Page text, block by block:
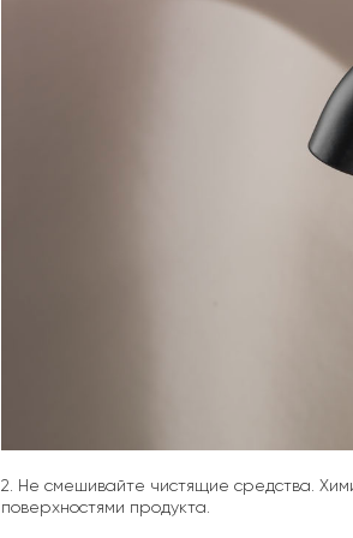
2. Не смешивайте чистящие средства.
поверхностями продукта.